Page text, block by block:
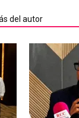
del autor